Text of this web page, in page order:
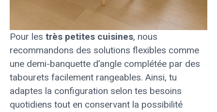
Pour les très petites cuisines, nous
recommandons des solutions flexibles comme
une demi-banquette d’angle complétée par des
tabourets facilement rangeables. Ainsi, tu
adaptes la configuration selon tes besoins
quotidiens tout en conservant la possibilité